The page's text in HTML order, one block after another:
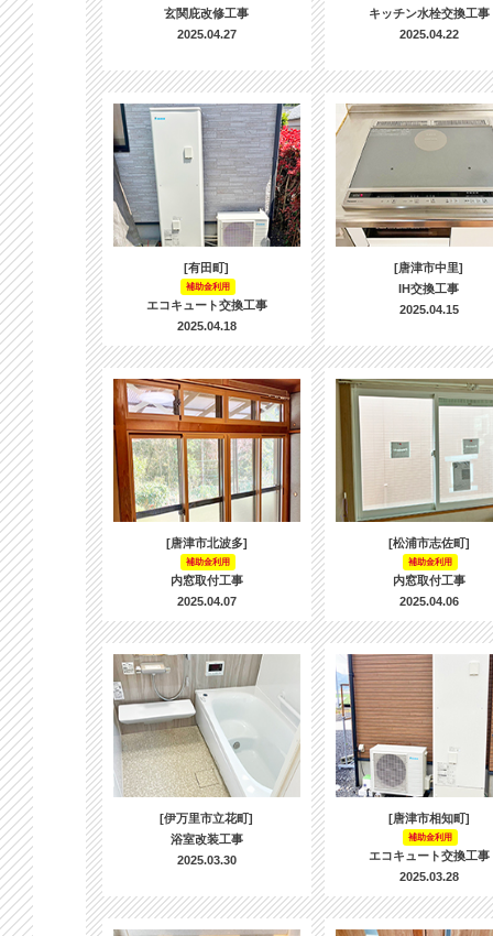
玄関庇改修工事
2025.04.27
キッチン水栓交換工事
2025.04.22
[有田町]
補助金利用
エコキュート交換工事
2025.04.18
[唐津市中里]
IH交換工事
2025.04.15
[唐津市北波多]
補助金利用
内窓取付工事
2025.04.07
[松浦市志佐町]
補助金利用
内窓取付工事
2025.04.06
[伊万里市立花町]
浴室改装工事
2025.03.30
[唐津市相知町]
補助金利用
エコキュート交換工事
2025.03.28